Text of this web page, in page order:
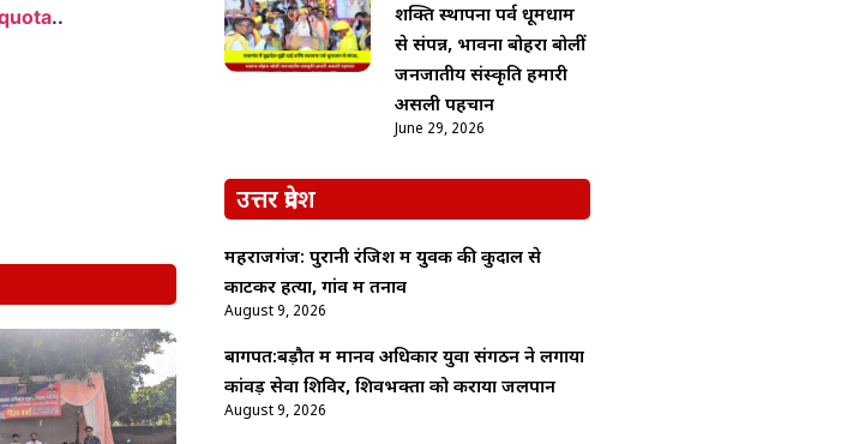
..
शक्ति स्थापना पर्व धूमधाम
से संपन्न, भावना बोहरा बोलीं
जनजातीय संस्कृति हमारी
असली पहचान
June 29, 2026
उत्तर प्रदेश
महराजगंज: पुरानी रंजिश में युवक की कुदाल से
काटकर हत्या, गांव में तनाव
August 9, 2026
बागपत:बड़ौत में मानव अधिकार युवा संगठन ने लगाया
कांवड़ सेवा शिविर, शिवभक्तों को कराया जलपान
August 9, 2026